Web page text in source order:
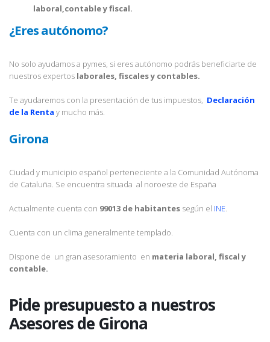
laboral,contable y fiscal.
¿Eres autónomo?
No solo ayudamos a pymes, si eres autónomo podrás beneficiarte de
nuestros expertos laborales, fiscales y contables.
Te ayudaremos con la presentación de tus impuestos, Declaración
de la Renta y mucho más.
Girona
Ciudad y municipio español perteneciente a la Comunidad Autónoma
de Cataluña. Se encuentra situada al noroeste de España
Actualmente cuenta con 99013 de habitantes según el INE.
Cuenta con un clima generalmente templado.
Dispone de un gran asesoramiento en materia laboral, fiscal y
contable.
Pide presupuesto a nuestros
Asesores de Girona